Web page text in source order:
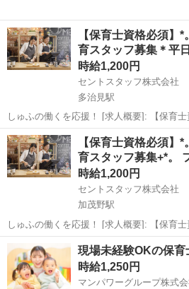
【保育士資格必須】
育スタッフ募集＊平
時給1,200円
セントスタッフ株式会社
多治見駅
しゅふの働くを応援！ [求人概要]: 【保育士資格必須】*。*＊認定こど
も園の保育スタッフ募集＊平日のみ／駅チ
／扶養内／Wワーク／1200円～ [職種名]: 認定こども園の保育スタッフ
[勤務地...
岐阜 多治見市 多治見駅 保育士
【保育士資格必須】
育スタッフ募集+*。
時給1,200円
セントスタッフ株式会社
加茂野駅
しゅふの働くを応援！ [求人概要]: 【保育士資格必須】*。*。*+認可保
育園・保育スタッフ募集+*。 フルタイム／
／車通勤可／駅チカ／1200円～ [職種名]: 認可保育園・保育スタッフ
[勤...
美濃加茂市 加茂野駅 保育
現場未経験OKの保育
時給1,250円
マンパワーグループ株式